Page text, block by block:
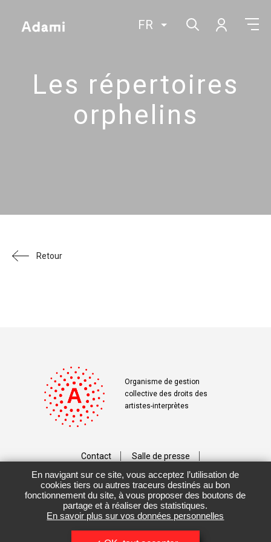
FR
Les répertoires
orphelins
Retour
Organisme de gestion
collective des droits des
artistes-interprètes
Contact Salle de presse
Téléchargements Crédits
Vos données personnelles
Mentions légales / CGU
En navigant sur ce site, vous acceptez l’utilisation de
cookies tiers ou autres traceurs destinés au bon
fonctionnement du site, à vous proposer des boutons de
partage et à réaliser des statistiques.
En savoir plus sur vos données personnelles